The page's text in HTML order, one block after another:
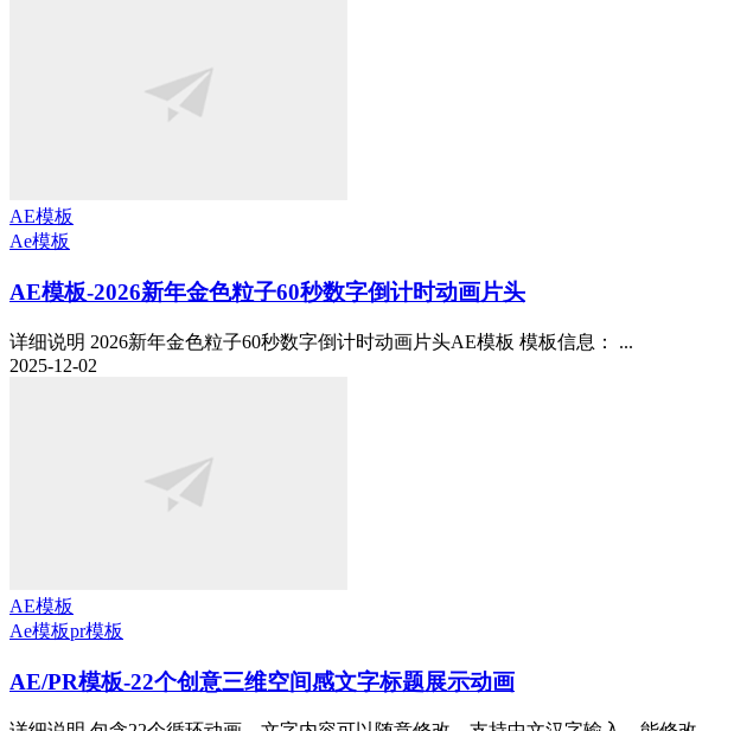
AE模板
Ae模板
AE模板-2026新年金色粒子60秒数字倒计时动画片头
详细说明 2026新年金色粒子60秒数字倒计时动画片头AE模板 模板信息： ...
2025-12-02
AE模板
Ae模板pr模板
AE/PR模板-22个创意三维空间感文字标题展示动画